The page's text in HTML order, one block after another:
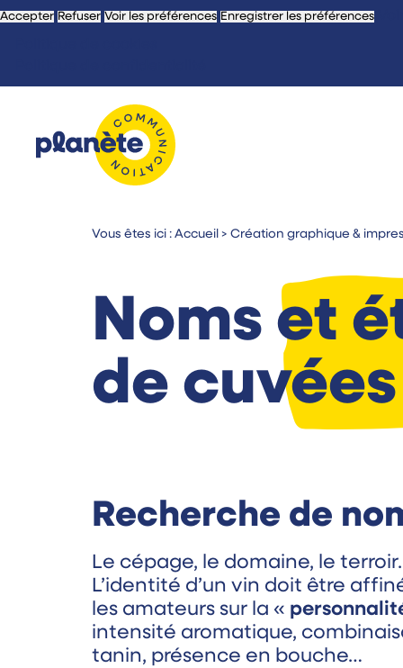
Accepter Refuser Voir les préférences Enregistrer les préférences
Vous êtes ici : Accueil > Création graphique &
Noms et
de
Recherche de
Le cépage, le domaine, le
L’identité d’un vin doit être
les amateurs sur la «
intensité aromatique,
tanin, présence en bouche…